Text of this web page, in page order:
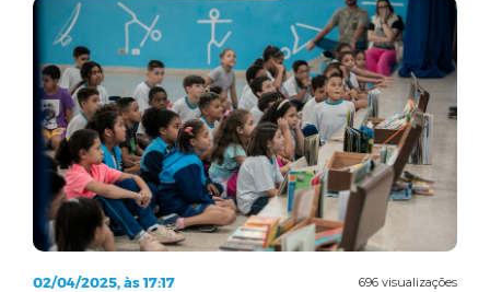
696 visualizações
02/04/2025, às 17:17